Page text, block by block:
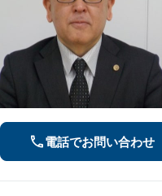
電話でお問い合わせ